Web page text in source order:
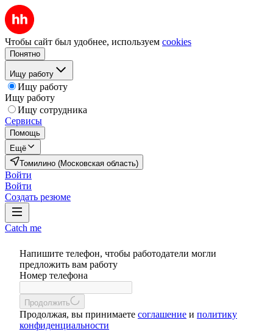
Чтобы сайт был удобнее, используем cookies
Понятно
Ищу работу
Ищу работу
Ищу работу
Ищу сотрудника
Сервисы
Помощь
Ещё
Томилино (Московская область)
Войти
Войти
Создать резюме
Catch me
Напишите телефон, чтобы работодатели могли
предложить вам работу
Номер телефона
Продолжить
Продолжая, вы принимаете соглашение и политику
конфиденциальности